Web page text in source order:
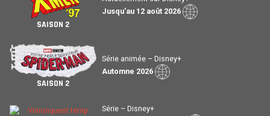
SAISON 2
Jusqu'au 12 août 2026
SAISON 2
Série animée – Disney+
Automne 2026
Série – Disney+